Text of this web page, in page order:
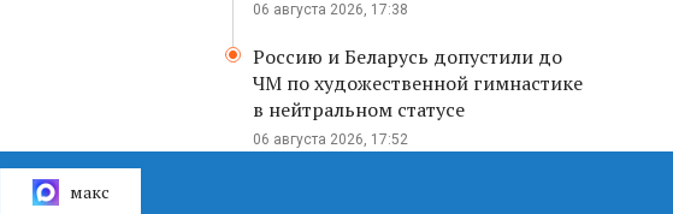
06 августа 2026, 17:38
Россию и Беларусь допустили до
ЧМ по художественной гимнастике
в нейтральном статусе
06 августа 2026, 17:52
макс